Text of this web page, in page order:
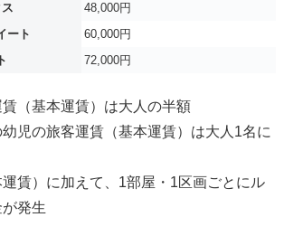
48,000円
ート
60,000円
72,000円
（基本運賃）は大人の半額
児の旅客運賃（基本運賃）は大人1名に
賃）に加えて、1部屋・1区画ごとにル
発生